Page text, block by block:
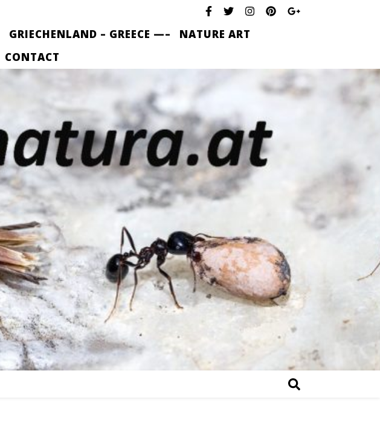
GRIECHENLAND – GREECE —–
NATURE ART
CONTACT